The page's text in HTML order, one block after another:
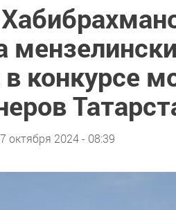
в конкурсе
октября 2024 - 08:39